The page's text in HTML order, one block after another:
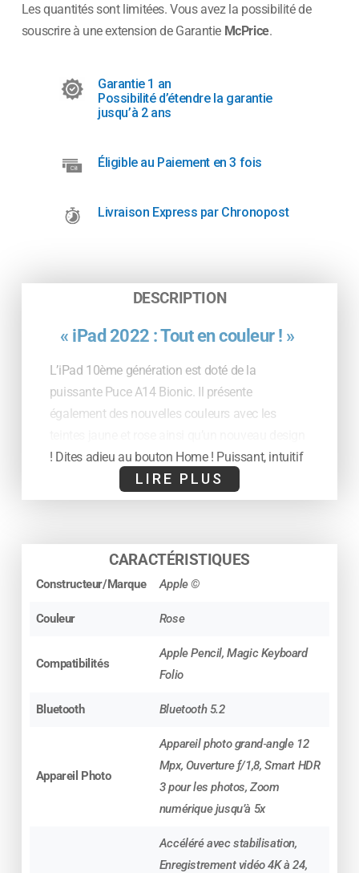
Les quantités sont limitées. Vous avez la possibilité de
souscrire à une extension de Garantie McPrice.
Garantie 1 an
Possibilité d’étendre la garantie
jusqu’à 2 ans
Éligible au Paiement en 3 fois
Livraison Express par Chronopost
DESCRIPTION
« iPad 2022 : Tout en couleur ! »
L’iPad 10ème génération est doté de la
puissante Puce A14 Bionic. Il présente
également des nouvelles couleurs avec les
! Dites adieu au bouton Home ! Puissant, intuitif
et polyvalent, demandez lui une tâche, il
l’exécutera. Vous pouvez tout faire avec ! Vous
graphiques à la hauteur de vos envies. Idéal pour
jouer à vos jeux préférés de grandes qualités.
Une autonomie exceptionnelle.
Avec une autonomie d’une journée, cet appareil
sera toujours prêt à vous accompagner dans
toutes vos aventures ! Que vous travailliez, que
regardiez un film, vous pouvez oublier les
contraintes de temps. Vous pouvez vous arrêter
quand vous le souhaitez !
Un design rafraîchit.
LIRE PLUS
CARACTÉRISTIQUES
Constructeur/Marque Apple ©
Couleur Rose
Compatibilités
Apple Pencil, Magic Keyboard
Folio
Bluetooth Bluetooth 5.2
Appareil Photo
Appareil photo grand‑angle 12
Mpx, Ouverture ƒ/1,8, Smart HDR
3 pour les photos, Zoom
numérique jusqu’à 5x
Accéléré avec stabilisation,
Enregistrement vidéo 4K à 24,